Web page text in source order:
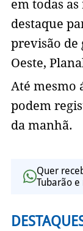
em todas
destaque
previsão de
Oeste,
Até mesmo
podem
da manhã.
Quer
Tubarão e